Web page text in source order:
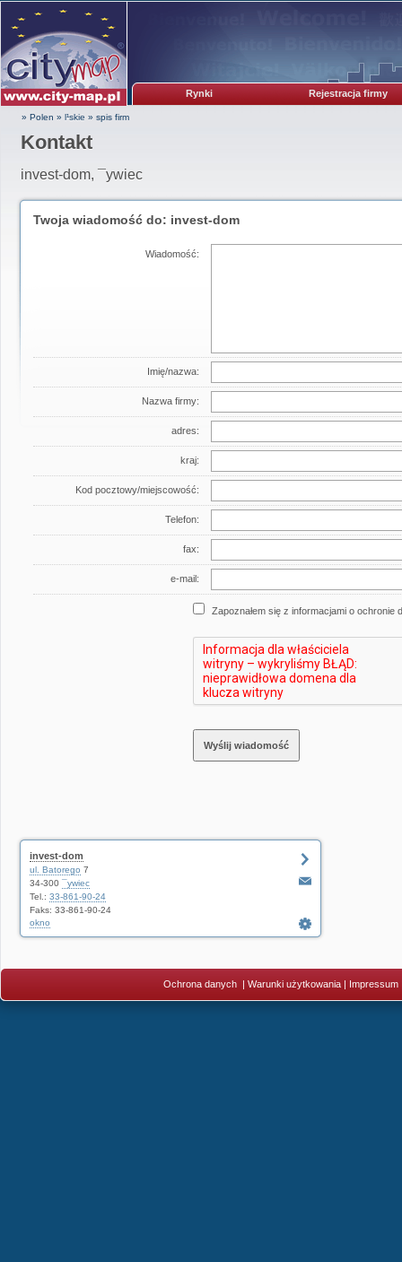
Rynki Rejestracja firmy
» Polen » l¹skie » spis firm
Kontakt
invest-dom, ¯ywiec
Twoja wiadomość do: invest-dom
Wiadomość:
Imię/nazwa:
Nazwa firmy:
adres:
kraj:
Kod pocztowy/miejscowość:
Telefon:
fax:
e-mail:
Zapoznałem się z informacjami o ochronie
invest-dom
ul. Batorego 7
34-300 ¯ywiec
Tel.: 33-861-90-24
Faks: 33-861-90-24
okno
Ochrona danych | Warunki użytkowania | Impressum